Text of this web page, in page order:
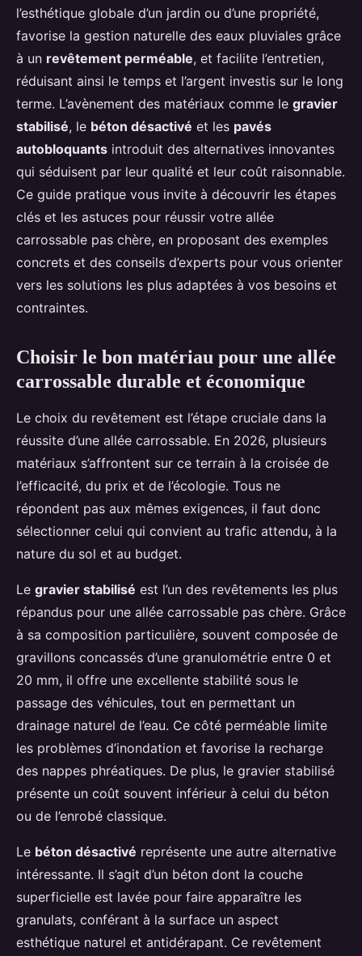
l’esthétique globale d’un jardin ou d’une propriété,
favorise la gestion naturelle des eaux pluviales grâce
à un revêtement perméable, et facilite l’entretien,
réduisant ainsi le temps et l’argent investis sur le long
terme. L’avènement des matériaux comme le gravier
stabilisé, le béton désactivé et les pavés
autobloquants introduit des alternatives innovantes
qui séduisent par leur qualité et leur coût raisonnable.
Ce guide pratique vous invite à découvrir les étapes
clés et les astuces pour réussir votre allée
carrossable pas chère, en proposant des exemples
concrets et des conseils d’experts pour vous orienter
vers les solutions les plus adaptées à vos besoins et
contraintes.
Choisir le bon matériau pour une allée
carrossable durable et économique
Le choix du revêtement est l’étape cruciale dans la
réussite d’une allée carrossable. En 2026, plusieurs
matériaux s’affrontent sur ce terrain à la croisée de
l’efficacité, du prix et de l’écologie. Tous ne
répondent pas aux mêmes exigences, il faut donc
sélectionner celui qui convient au trafic attendu, à la
nature du sol et au budget.
Le gravier stabilisé est l’un des revêtements les plus
répandus pour une allée carrossable pas chère. Grâce
à sa composition particulière, souvent composée de
gravillons concassés d’une granulométrie entre 0 et
20 mm, il offre une excellente stabilité sous le
passage des véhicules, tout en permettant un
drainage naturel de l’eau. Ce côté perméable limite
les problèmes d’inondation et favorise la recharge
des nappes phréatiques. De plus, le gravier stabilisé
présente un coût souvent inférieur à celui du béton
ou de l’enrobé classique.
Le béton désactivé représente une autre alternative
intéressante. Il s’agit d’un béton dont la couche
superficielle est lavée pour faire apparaître les
granulats, conférant à la surface un aspect
esthétique naturel et antidérapant. Ce revêtement